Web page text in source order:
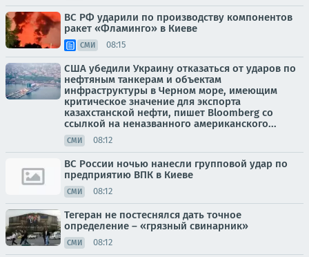
ВС РФ ударили по производству компонентов
ракет «Фламинго» в Киеве
СМИ 08:15
США убедили Украину отказаться от ударов по
нефтяным танкерам и объектам
инфраструктуры в Черном море, имеющим
критическое значение для экспорта
казахстанской нефти, пишет Bloomberg со
ссылкой на неназванного американского...
СМИ 08:12
ВС России ночью нанесли групповой удар по
предприятию ВПК в Киеве
СМИ 08:12
Тегеран не постеснялся дать точное
определение – «грязный свинарник»
СМИ 08:12